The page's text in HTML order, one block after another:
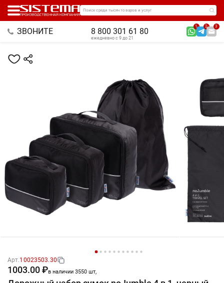
Поиск среди тысяч товаров и услуг
ЗВОНИТЕ 8 800 301 61 80
1 2 3
ежедневно с 9 до 21
Арт.10023503.30
1003.00 ₽в наличии 3550 шт,